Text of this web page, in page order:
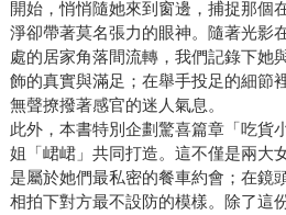
開始，悄悄隨她來到窗邊，捕捉那個
淨卻帶著莫名張力的眼神。隨著光影
處的居家角落間流轉，我們記錄下她
飾的真實與滿足；在舉手投足的細節
無聲撩撥著感官的迷人氣息。
此外，本書特別企劃驚喜篇章「吃貨
姐「峮峮」共同打造。這不僅是兩大
是屬於她們最私密的餐車約會；在鏡
相拍下對方最不設防的模樣。除了這